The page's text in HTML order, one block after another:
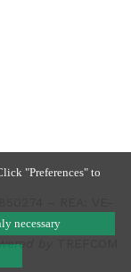
by
"Preferences" to
necessary